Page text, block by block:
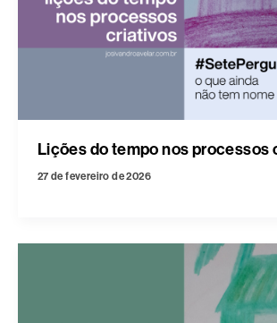
Lições do tempo nos processos
27 de fevereiro de 2026